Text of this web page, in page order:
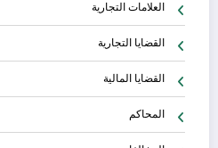
العلامات التجارية
القضايا التجارية
القضايا المالية
المحاكم